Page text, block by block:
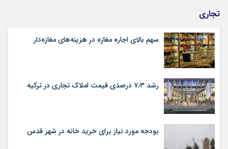
تجاری
سهم بالای اجاره‌‌ مغازه در هزینه‌‌های مغازه‌‌دار
رشد ۷٫۳ درصدی قیمت‌ املاک تجاری در ترکیه
بودجه مورد نیاز برای خرید خانه در شهر قدس